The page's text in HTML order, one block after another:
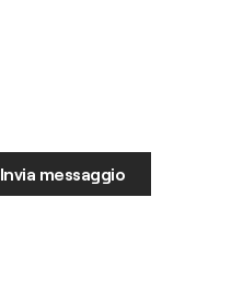
Invia messaggio